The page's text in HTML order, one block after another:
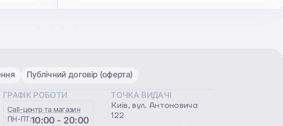
Публічний договір (оферта)
ГРАФІК РОБОТИ
Сall-центр та магазин
ПН-ПТ:10:00 - 20:00
ТОЧКА ВИДАЧІ
Київ, вул. Антоновича
122